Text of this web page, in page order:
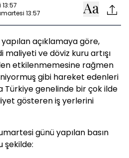
13:57
açıklamaya göre,
maliyeti ve döviz kuru artışı
etkilenmemesine rağmen
gibi hareket edenleri
genelinde bir çok ilde
gösteren iş yerlerini
günü yapılan basın
şekilde: